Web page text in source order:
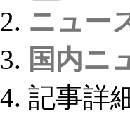
ニュー
国内ニ
記事詳